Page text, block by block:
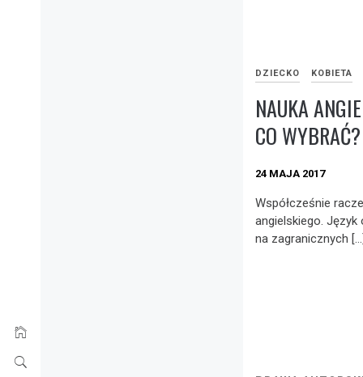
DZIECKO KOBIETA
NAUKA
CO WYBRAĆ?
24 MAJA 2017
Współcześnie
angielskiego. Język
na zagranicznych